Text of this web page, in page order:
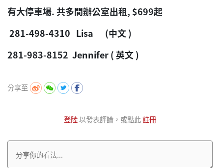
有大停車場. 共多間辦公室出租, $699起
281-498-4310 Lisa (中文 )
281-983-8152 Jennifer ( 英文 )
分享至
登陸以發表評論，或點此註冊